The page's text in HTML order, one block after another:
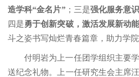
造学科“金名片”； 三是强化服务意
四是勇于创新突破，激活发展新动
斗之姿书写灿烂青春篇章，助力学院
付明岩为上一任团学组织主要
送纪念礼物。上一任研究生会主席